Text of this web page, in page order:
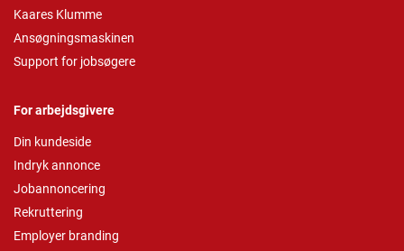
Kaares Klumme
Ansøgningsmaskinen
Support for jobsøgere
For arbejdsgivere
Din kundeside
Indryk annonce
Jobannoncering
Rekruttering
Employer branding